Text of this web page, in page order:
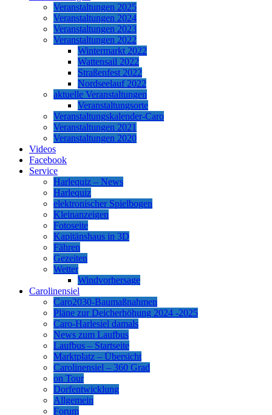
Veranstaltungen 2025
Veranstaltungen 2024
Veranstaltungen 2023
Veranstaltungen 2022
Wintermarkt 2022
Wattensail 2022
Straßenfest 2022
Nordseelauf 2022
aktuelle Veranstaltungen
Veranstaltungsorte
Veranstaltungskalender-Caro
Veranstaltungen 2021
Veranstaltungen 2020
Videos
Facebook
Service
Harlequiz – News
Harlequiz
elektronischer Spielbogen
Kleinanzeigen
Fotoseite
Kapitänshaus in 3D
Fähren
Gezeiten
Wetter
Windvorhersage
Carolinensiel
Caro2030-Baumaßnahmen
Pläne zur Deicherhöhung 2024 -2025
Caro-Harlesiel damals
News zum Laufbus
Laufbus – Startseite
Marktplatz – Übersicht
Carolinensiel – 360 Grad
on Tour
Dorfentwicklung
Allgemein
Forum